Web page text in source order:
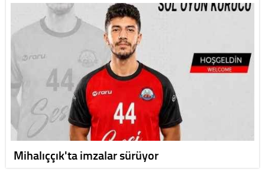
Mihalıççık'ta imzalar sürüyor